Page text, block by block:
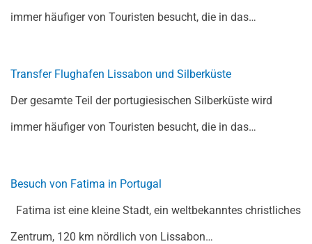
immer häufiger von Touristen besucht, die in das…
Transfer Flughafen Lissabon und Silberküste
Der gesamte Teil der portugiesischen Silberküste wird
immer häufiger von Touristen besucht, die in das…
Besuch von Fatima in Portugal
Fatima ist eine kleine Stadt, ein weltbekanntes christliches
Zentrum, 120 km nördlich von Lissabon…